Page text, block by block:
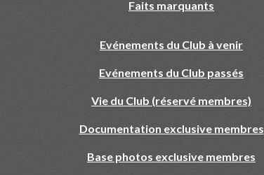
Faits marquants
Evénements du Club à venir
Evénements du Club passés
Vie du Club (réservé membres)
Documentation exclusive membres
Base photos exclusive membres